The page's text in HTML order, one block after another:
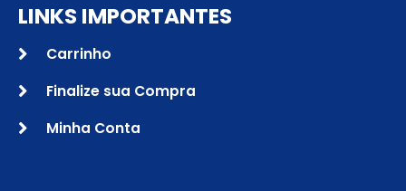
LINKS IMPORTANTES
Carrinho
Finalize sua Compra
Minha Conta